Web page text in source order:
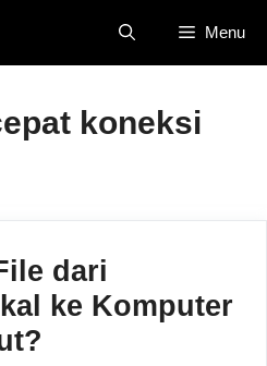
Menu
koneksi
dari
ke Komputer